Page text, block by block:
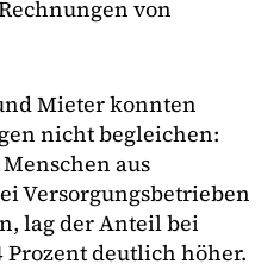
von
Mieter konnten
nicht begleichen:
aus
Versorgungsbetrieben
lag der Anteil bei
deutlich höher.